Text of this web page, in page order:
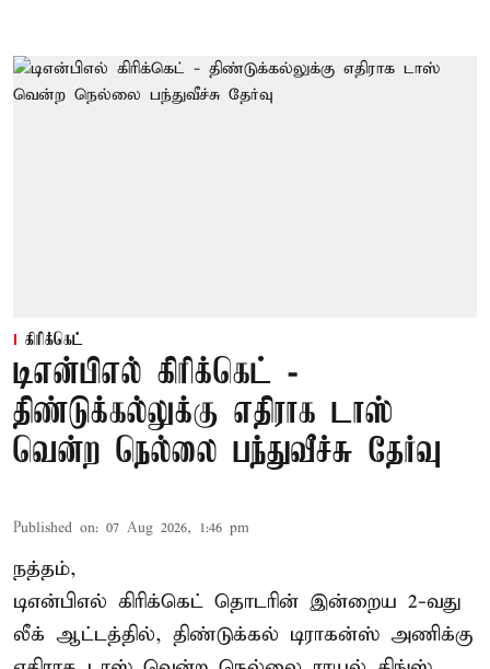
கிரிக்கெட்
டிஎன்பிஎல் கிரிக்கெட் -
திண்டுக்கல்லுக்கு எதிராக டாஸ்
வென்ற நெல்லை பந்துவீச்சு தேர்வு
Published on: 07 Aug 2026, 1:46 pm
நத்தம்,
டிஎன்பிஎல் கிரிக்கெட் தொடரின் இன்றைய 2-வது
லீக் ஆட்டத்தில், திண்டுக்கல் டிராகன்ஸ் அணிக்கு